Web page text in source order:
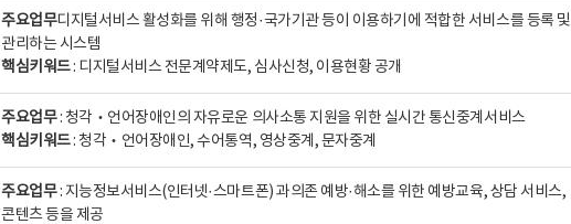
주요업무디지털서비스 활성화를 위해 행정·국가기관 등이 이용하기에 적합한 서비스를 등록 및
관리하는 시스템
핵심키워드: 디지털서비스 전문계약제도, 심사신청, 이용현황 공개
주요업무: 청각‧언어장애인의 자유로운 의사소통 지원을 위한 실시간 통신중계서비스
핵심키워드: 청각‧언어장애인, 수어통역, 영상중계, 문자중계
주요업무: 지능정보서비스(인터넷·스마트폰) 과의존 예방·해소를 위한 예방교육, 상담 서비스,
콘텐츠 등을 제공